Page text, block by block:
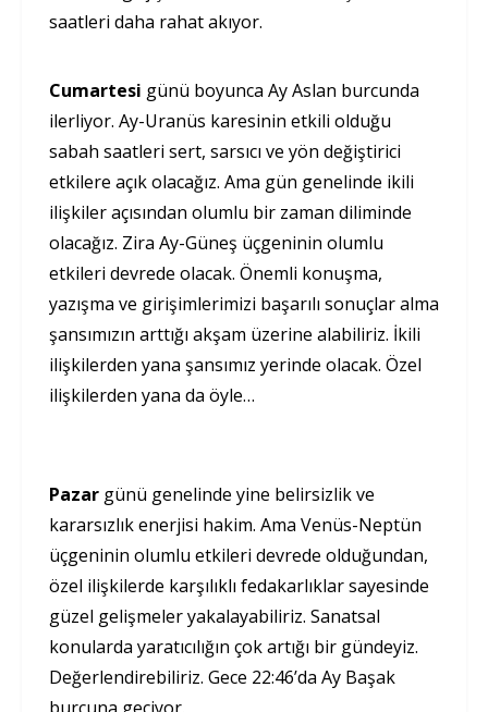
saatleri daha rahat akıyor.
Cumartesi günü boyunca Ay Aslan burcunda
ilerliyor. Ay-Uranüs karesinin etkili olduğu
sabah saatleri sert, sarsıcı ve yön değiştirici
etkilere açık olacağız. Ama gün genelinde ikili
ilişkiler açısından olumlu bir zaman diliminde
olacağız. Zira Ay-Güneş üçgeninin olumlu
etkileri devrede olacak. Önemli konuşma,
yazışma ve girişimlerimizi başarılı sonuçlar alma
şansımızın arttığı akşam üzerine alabiliriz. İkili
ilişkilerden yana şansımız yerinde olacak. Özel
ilişkilerden yana da öyle…
Pazar günü genelinde yine belirsizlik ve
kararsızlık enerjisi hakim. Ama Venüs-Neptün
üçgeninin olumlu etkileri devrede olduğundan,
özel ilişkilerde karşılıklı fedakarlıklar sayesinde
güzel gelişmeler yakalayabiliriz. Sanatsal
konularda yaratıcılığın çok artığı bir gündeyiz.
Değerlendirebiliriz. Gece 22:46’da Ay Başak